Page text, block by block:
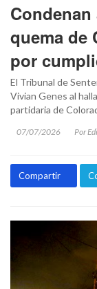
quema de
por
El Tribunal de
Vivian Genes al
partidaria de
07/07/2026 Por
Compartir